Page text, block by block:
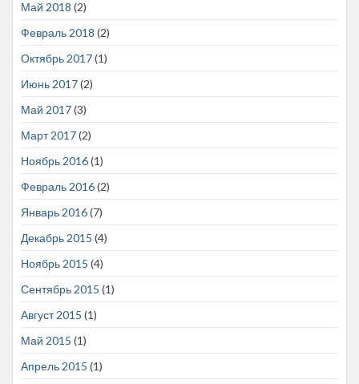
Май 2018 (2)
Февраль 2018 (2)
Октябрь 2017(1)
Июнь 2017(2)
Май 2017(3)
Март 2017(2)
Ноябрь 2016(1)
Февраль 2016(2)
Январь 2016(7)
Декабрь 2015 (4)
Ноябрь 2015 (4)
Сентябрь 2015 (1)
Август 2015 (1)
Май 2015 (1)
Апрель 2015 (1)